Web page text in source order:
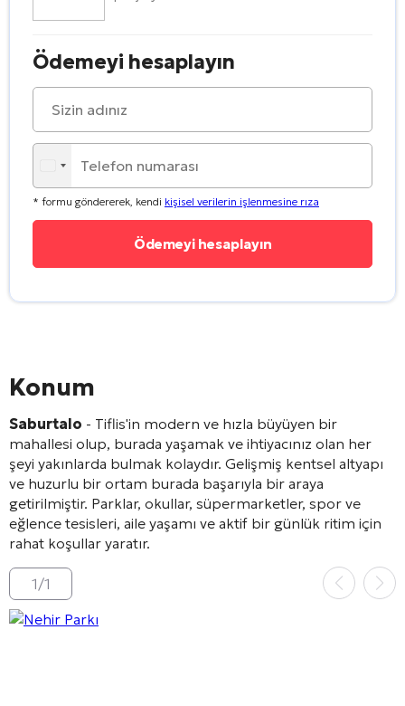
Ödemeyi hesaplayın
* formu göndererek, kendi kişisel verilerin işlenmesine rıza
Konum
Saburtalo - Tiflis'in modern ve hızla büyüyen bir
mahallesi olup, burada yaşamak ve ihtiyacınız olan her
şeyi yakınlarda bulmak kolaydır. Gelişmiş kentsel altyapı
ve huzurlu bir ortam burada başarıyla bir araya
getirilmiştir. Parklar, okullar, süpermarketler, spor ve
eğlence tesisleri, aile yaşamı ve aktif bir günlük ritim için
rahat koşullar yaratır.
1/1